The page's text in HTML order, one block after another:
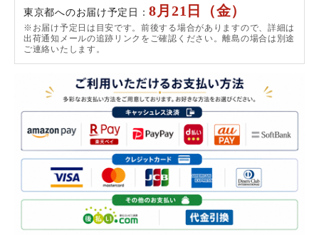
東京都へのお届け予定日：8月21日（金）
※お届け予定日は目安です。前後する場合がありますので、詳細は
出荷通知メールの追跡リンクをご確認ください。離島の場合は別途
ご連絡いたします。